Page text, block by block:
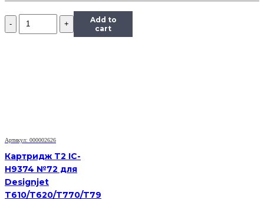
Количество
Картридж
(C)
Add to
cart
Артикул: 000002626
Картридж T2 IC-
H9374 №72 для
Designjet
T610/T620/T770/T79